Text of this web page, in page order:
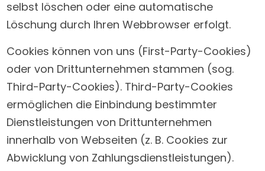
selbst löschen oder eine automatische
Löschung durch Ihren Webbrowser erfolgt.
Cookies können von uns (First-Party-Cookies)
oder von Drittunternehmen stammen (sog.
Third-Party-Cookies). Third-Party-Cookies
ermöglichen die Einbindung bestimmter
Dienstleistungen von Drittunternehmen
innerhalb von Webseiten (z. B. Cookies zur
Abwicklung von Zahlungsdienstleistungen).